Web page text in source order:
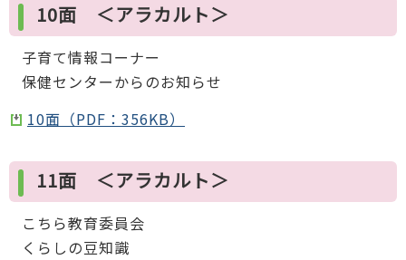
10面 ＜アラカルト＞
子育て情報コーナー
保健センターからのお知らせ
10面（PDF：356KB）
11面 ＜アラカルト＞
こちら教育委員会
くらしの豆知識